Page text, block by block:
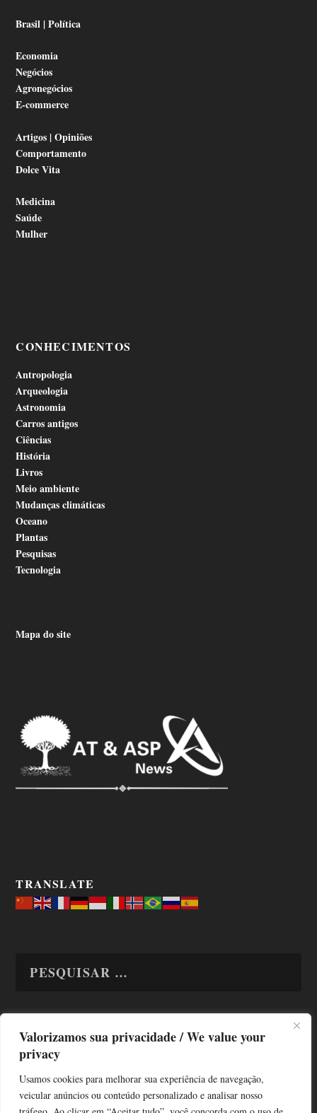
Valorizamos sua privacidade / We value your
privacy
Usamos cookies para melhorar sua experiência de navegação,
veicular anúncios ou conteúdo personalizado e analisar nosso
Brasil | Política
Economia
Negócios
Agronegócios
E-commerce
Artigos | Opiniões
Comportamento
Dolce Vita
Medicina
Saúde
Mulher
CONHECIMENTOS
Antropologia
Arqueologia
Astronomia
Carros antigos
Ciências
História
Livros
Meio ambiente
Mudanças climáticas
Oceano
Plantas
Pesquisas
Tecnologia
Mapa do site
TRANSLATE
TODAS OS ASSUNTOS